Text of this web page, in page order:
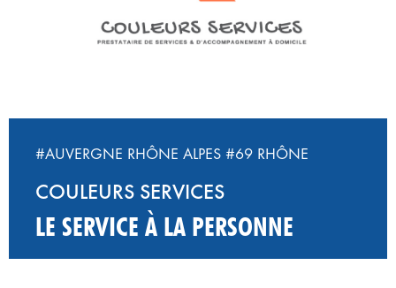
#AUVERGNE RHÔNE ALPES #69 RHÔNE
COULEURS SERVICES
LE SERVICE À LA PERSONNE